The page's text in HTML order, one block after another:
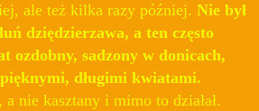
ale też kilka razy później. Nie był
dziędzierzawa, a ten często
ozdobny, sadzony w donicach,
długimi kwiatami.
a nie kasztany i mimo to działał.